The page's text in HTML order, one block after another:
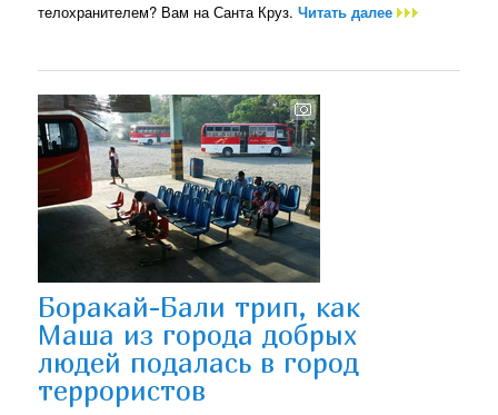
телохранителем? Вам на Санта Круз.Читать далее
Боракай-Бали трип, как
Маша из города добрых
людей подалась в город
террористов